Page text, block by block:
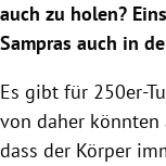
auch zu holen?
Sampras auch in
Es gibt für 250er-
von daher könnten
dass der Körper